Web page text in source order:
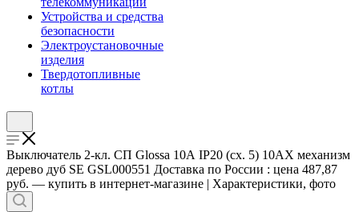
Устройства и средства
безопасности
Электроустановочные
изделия
Твердотопливные
котлы
Выключатель 2-кл. СП Glossa 10А IP20 (сх. 5) 10AX механизм
дерево дуб SE GSL000551 Доставка по России : цена 487,87
руб. — купить в интернет-магазине | Характеристики, фото